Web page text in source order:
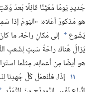
جَديدٍ يَومًا مُعَيَّنًا قائِلًا بَعدَ
هو مَذكورٌ أعْلاه:‏ «اليَومَ إذا
يَشُوع + إلى مَكانِ راحَة،‏ ما
يَزالُ هُناك راحَةُ سَبتٍ لِشَعبِ
هو أيضًا مِن أعمالِه،‏ مِثلَما
١١ إذًا،‏ فلْنَعمَلْ كُلَّ جُهدِنا